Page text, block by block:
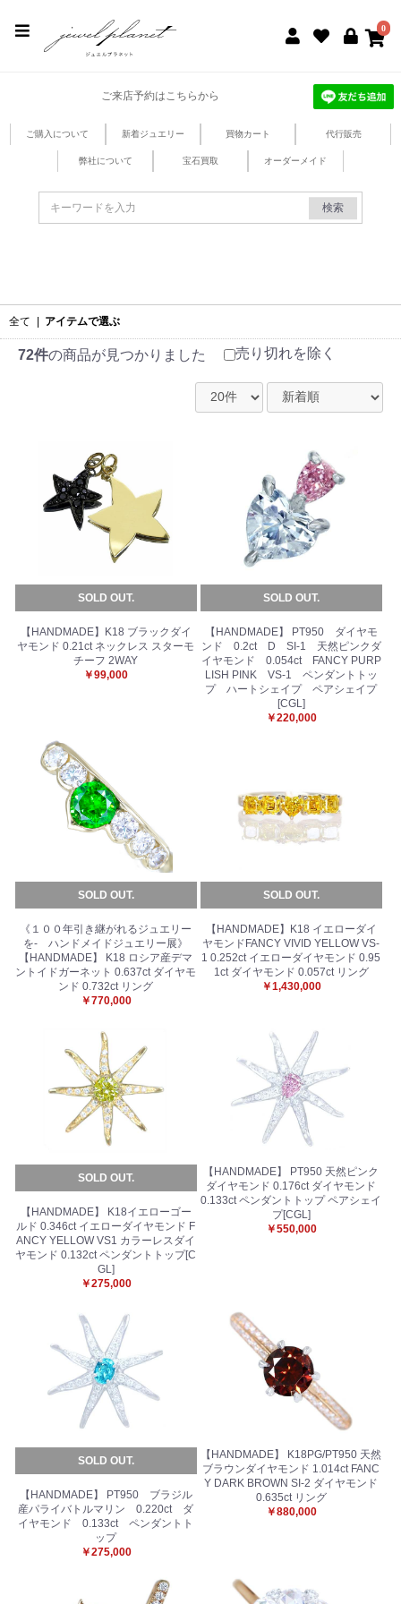
0
ご来店予約はこちらから
ご購入について 新着ジュエリー 買物カート 代行販売
弊社について 宝石買取 オーダーメイド
検索
全て アイテムで選ぶ
72件の商品が見つかりました 売り切れを除く
SOLD OUT.
【HANDMADE】K18 ブラックダイ
ヤモンド 0.21ct ネックレス スターモ
チーフ 2WAY
￥99,000
SOLD OUT.
【HANDMADE】 PT950 ダイヤモ
ンド 0.2ct D SI-1 天然ピンクダ
イヤモンド 0.054ct FANCY PURP
LISH PINK VS-1 ペンダントトッ
プ ハートシェイプ ペアシェイプ
[CGL]
￥220,000
SOLD OUT.
《１００年引き継がれるジュエリー
を- ハンドメイドジュエリー展》
【HANDMADE】 K18 ロシア産デマ
ントイドガーネット 0.637ct ダイヤモ
ンド 0.732ct リング
￥770,000
SOLD OUT.
【HANDMADE】K18 イエローダイ
ヤモンドFANCY VIVID YELLOW VS-
1 0.252ct イエローダイヤモンド 0.95
1ct ダイヤモンド 0.057ct リング
￥1,430,000
SOLD OUT.
【HANDMADE】 K18イエローゴー
ルド 0.346ct イエローダイヤモンド F
ANCY YELLOW VS1 カラーレスダイ
ヤモンド 0.132ct ペンダントトップ[C
GL]
￥275,000
【HANDMADE】 PT950 天然ピンク
ダイヤモンド 0.176ct ダイヤモンド
0.133ct ペンダントトップ ペアシェイ
プ[CGL]
￥550,000
SOLD OUT.
【HANDMADE】 PT950 ブラジル
産パライバトルマリン 0.220ct ダ
イヤモンド 0.133ct ペンダントト
ップ
￥275,000
【HANDMADE】 K18PG/PT950 天然
ブラウンダイヤモンド 1.014ct FANC
Y DARK BROWN SI-2 ダイヤモンド
0.635ct リング
￥880,000